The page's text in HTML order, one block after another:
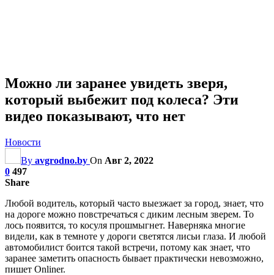
Можно ли заранее увидеть зверя,
который выбежит под колеса? Эти
видео показывают, что нет
Новости
By avgrodno.by On Авг 2, 2022
0 497
Share
Любой водитель, который часто выезжает за город, знает, что
на дороге можно повстречаться с диким лесным зверем. То
лось появится, то косуля прошмыгнет. Наверняка многие
видели, как в темноте у дороги светятся лисьи глаза. И любой
автомобилист боится такой встречи, потому как знает, что
заранее заметить опасность бывает практически невозможно,
пишет Onliner.